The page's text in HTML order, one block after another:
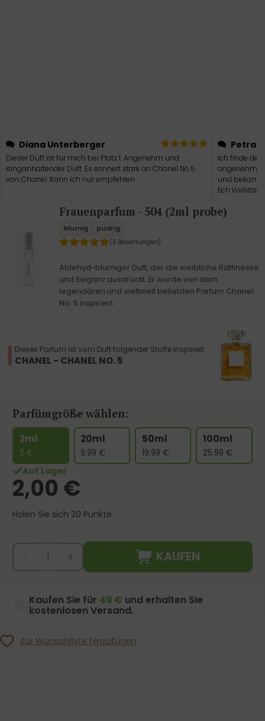
Diana Unterberger
Dieser Duft ist für mich bei Platz 1. Angenehm und
langanhaltender Duft. Es erinnert stark an Chanel No.5
von Chanel. Kann ich nur empfehlen
Petra
Ich finde
angenehm
und
Ech
Frauenparfum - 504 (2ml probe)
blumig pudrig
(3 Bewertungen)
Aldehyd-blumiger Duft, der die weibliche Raffinesse
und Eleganz ausdrückt. Er wurde von dem
legendären und weltweit beliebten Parfum Chanel
No. 5 inspiriert.
Dieses Parfum ist vom Duft folgender Stoffe inspiriert:
CHANEL - CHANEL NO. 5
Parfümgröße wählen:
2ml
2 €
20ml
9.99 €
50ml
19.99 €
100ml
25.99 €
Auf Lager
2,00 €
Holen Sie sich 20 Punkte
KAUFEN
Kaufen Sie für 49 € und erhalten Sie
kostenlosen Versand.
Zur Wunschliste hinzufügen